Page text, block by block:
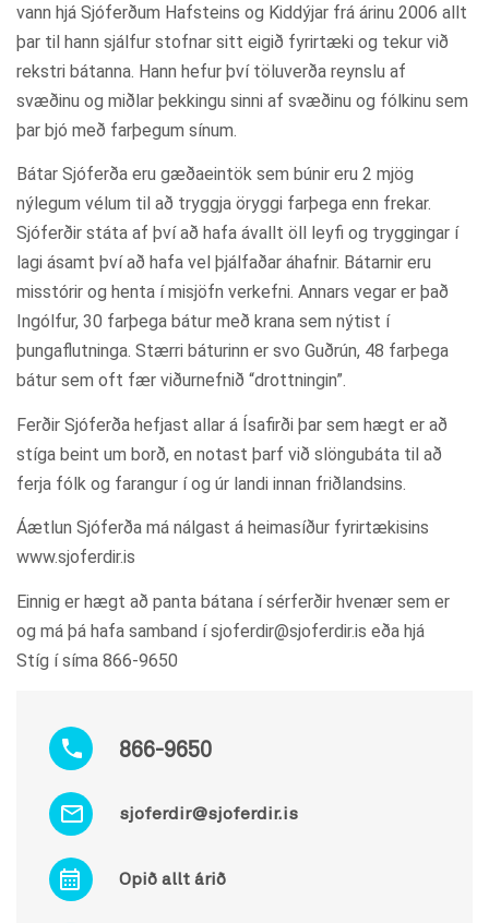
866-9650
sjoferdir@sjoferdir.is
Opið allt árið
vann hjá Sjóferðum Hafsteins og Kiddýjar frá árinu 2006 allt
þar til hann sjálfur stofnar sitt eigið fyrirtæki og tekur við
rekstri bátanna. Hann hefur því töluverða reynslu af
svæðinu og miðlar þekkingu sinni af svæðinu og fólkinu sem
þar bjó með farþegum sínum.
Bátar Sjóferða eru gæðaeintök sem búnir eru 2 mjög
nýlegum vélum til að tryggja öryggi farþega enn frekar.
Sjóferðir státa af því að hafa ávallt öll leyfi og tryggingar í
lagi ásamt því að hafa vel þjálfaðar áhafnir. Bátarnir eru
misstórir og henta í misjöfn verkefni. Annars vegar er það
Ingólfur, 30 farþega bátur með krana sem nýtist í
þungaflutninga. Stærri báturinn er svo Guðrún, 48 farþega
bátur sem oft fær viðurnefnið “drottningin”.
Ferðir Sjóferða hefjast allar á Ísafirði þar sem hægt er að
stíga beint um borð, en notast þarf við slöngubáta til að
ferja fólk og farangur í og úr landi innan friðlandsins.
Áætlun Sjóferða má nálgast á heimasíður fyrirtækisins
www.sjoferdir.is
Einnig er hægt að panta bátana í sérferðir hvenær sem er
og má þá hafa samband ísjoferdir@sjoferdir.is eða hjá
Stíg í síma 866-9650